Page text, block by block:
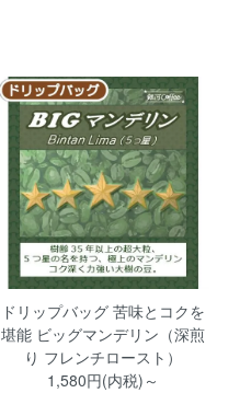
ドリップバッグ 苦味とコクを
堪能 ビッグマンデリン（深煎
り フレンチロースト）
1,580円(内税)～